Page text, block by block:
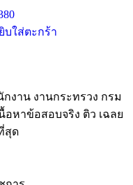
บใส่ตะกร้า
งาน งานกระทรวง กรม
อหาข้อสอบจริง ติว เฉลย
สุด